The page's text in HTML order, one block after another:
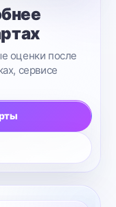
оценки после
сервисе